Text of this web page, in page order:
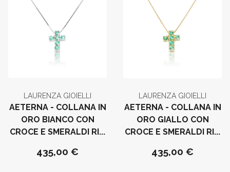
LAURENZA GIOIELLI
AETERNA - COLLANA IN
ORO BIANCO CON
CROCE E SMERALDI RI...
435,00 €
LAURENZA GIOIELLI
AETERNA - COLLANA IN
ORO GIALLO CON
CROCE E SMERALDI RI...
435,00 €